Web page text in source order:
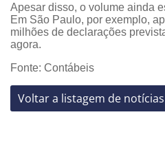
Apesar disso, o volume ainda
Em São Paulo, por exemplo,
milhões de declarações
agora.
Fonte: Contábeis
Voltar a listagem de notícias